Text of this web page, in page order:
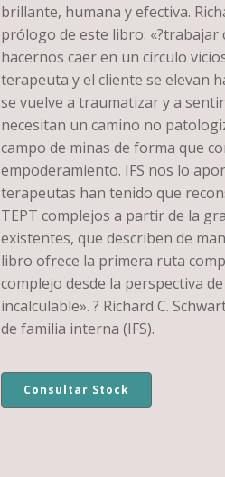
brillante, humana y efectiva.
prólogo de este libro: «?trabajar
hacernos caer en un círculo
terapeuta y el cliente se elevan
se vuelve a traumatizar y a
necesitan un camino no
campo de minas de forma que
empoderamiento. IFS nos lo
terapeutas han tenido que
TEPT complejos a partir de la
existentes, que describen de
libro ofrece la primera ruta
complejo desde la perspectiva
incalculable». ? Richard C.
de familia interna (IFS).
Consultar Stock